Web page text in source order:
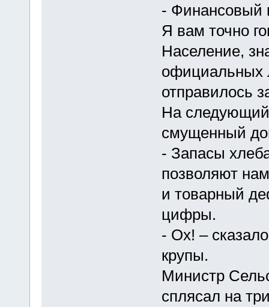
- Финансовый
Я вам точно
Население,
официальных
отправилось
На следующий
смущенный
- Запасы
позволяют
и товарный
цифры.
- Ох! –
крупы.
Министр
сплясал на